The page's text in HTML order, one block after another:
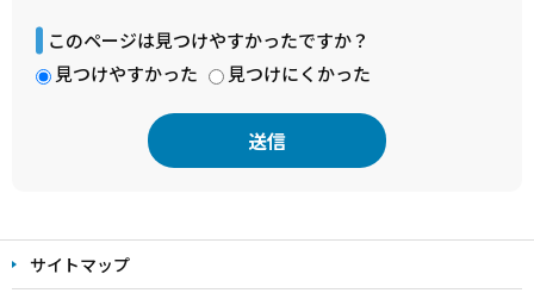
このページは見つけやすかったですか？
見つけやすかった
見つけにくかった
文
こ サイトマップ